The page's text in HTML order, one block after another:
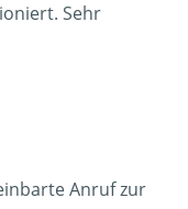
Sehr
Anruf zur